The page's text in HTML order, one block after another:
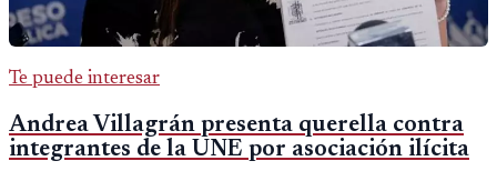
Te puede interesar
Andrea Villagrán presenta querella contra
integrantes de la UNE por asociación ilícita